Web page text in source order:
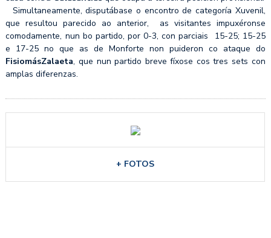
Simultaneamente, disputábase o encontro de categoría Xuvenil,
que resultou parecido ao anterior, as visitantes impuxéronse
comodamente, nun bo partido, por 0-3, con parciais 15-25; 15-25
e 17-25 no que as de Monforte non puideron co ataque do
FisiomásZalaeta, que nun partido breve fíxose cos tres sets con
amplas diferenzas.
+ FOTOS